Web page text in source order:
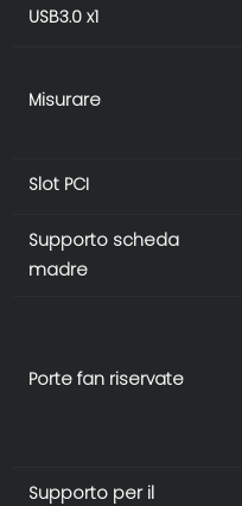
USB3.0 x1
Misurare
Slot PCI
Supporto scheda
madre
Porte fan riservate
Supporto per il